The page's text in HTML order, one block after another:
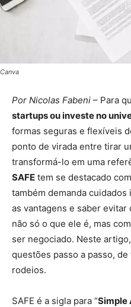
Canva
Por Nicolas Fabeni – Para
startups ou investe no
formas seguras e flexíveis
ponto de virada entre tirar
transformá-lo em uma
SAFE tem se destacado
também demanda
as vantagens e saber
não só o que ele é, mas
ser negociado. Neste
questões passo a passo,
rodeios.
SAFE é a sigla para “Simple